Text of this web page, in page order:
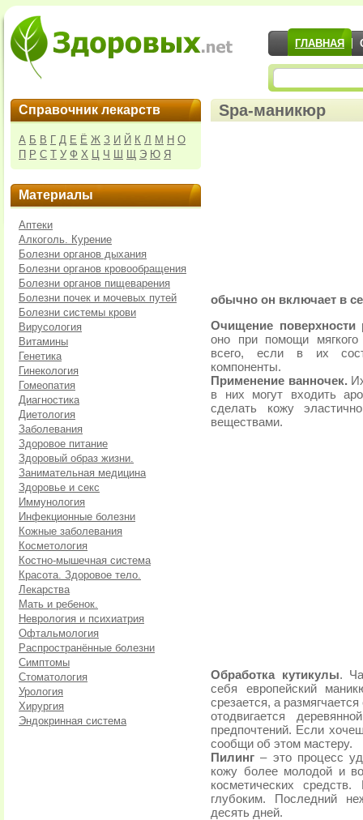
ГЛАВНАЯ
Справочник лекарств
А Б В Г Д Е Ё Ж З И Й К Л М Н О
П Р С Т У Ф Х Ц Ч Ш Щ Э Ю Я
Материалы
Аптеки
Алкоголь. Курение
Болезни органов дыхания
Болезни органов кровообращения
Болезни органов пищеварения
Болезни почек и мочевых путей
Болезни системы крови
Вирусология
Витамины
Генетика
Гинекология
Гомеопатия
Диагностика
Диетология
Заболевания
Здоровое питание
Здоровый образ жизни.
Занимательная медицина
Здоровье и секс
Иммунология
Инфекционные болезни
Кожные заболевания
Косметология
Костно-мышечная система
Красота. Здоровое тело.
Лекарства
Мать и ребенок.
Неврология и психиатрия
Офтальмология
Распространённые болезни
Симптомы
Стоматология
Урология
Хирургия
Эндокринная система
Spa-маникюр
обычно он включает в
Очищение поверхности
оно при помощи
всего, если в их
компоненты.
Применение ванночек.
в них могут входить
сделать кожу
веществами.
Обработка кутикулы.
себя европейский
срезается, а
отодвигается
предпочтений. Если
сообщи об этом мастеру.
Пилинг – это процесс
кожу более молодой и
косметических
глубоким. Последний
десять дней.